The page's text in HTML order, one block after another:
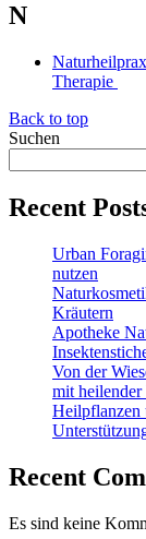
N
Therapie
Back to top
Suchen
Recent
Urban
nutzen
Kräutern
Apotheke
Von der
mit
Heilpflanzen
Recent
Es sind keine